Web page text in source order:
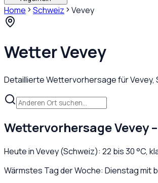
Home Schweiz Vevey
WetterVevey
Detaillierte Wettervorhersage fürVevey,
WettervorhersageVevey
Heute inVevey(Schweiz): 22 bis30°C,
Wärmstes Tag der Woche: Dienstag mit